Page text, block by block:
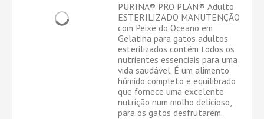
PURINA® PRO PLAN® Adulto
ESTERILIZADO MANUTENÇÃO
com Peixe do Oceano em
Gelatina para gatos adultos
esterilizados contém todos os
nutrientes essenciais para uma
vida saudável. É um alimento
húmido completo e equilibrado
que fornece uma excelente
nutrição num molho delicioso,
para os gatos desfrutarem.